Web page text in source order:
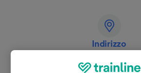
Indirizzo
40000 Mont-de-Marsan